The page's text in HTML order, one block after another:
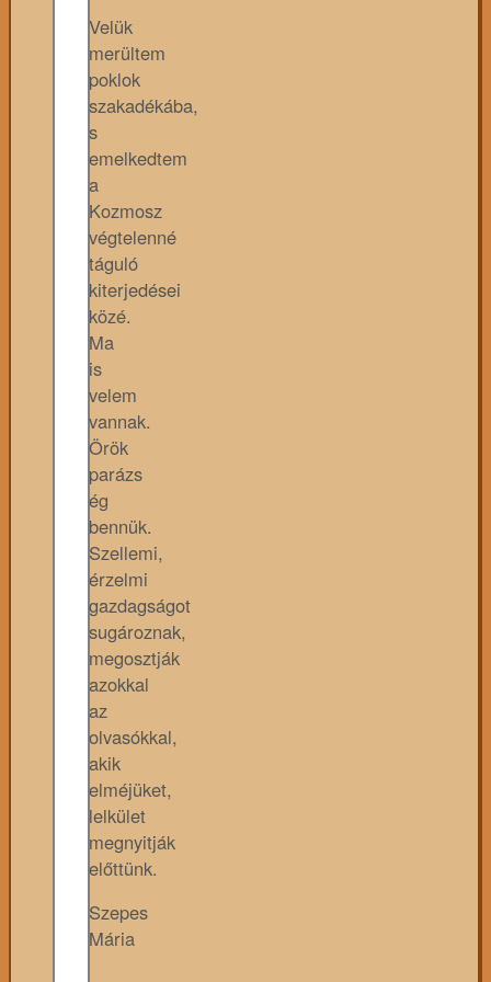
Velük
merültem
poklok
szakadékába,
s
emelkedtem
a
Kozmosz
végtelenné
táguló
kiterjedései
közé.
Ma
is
velem
vannak.
Örök
parázs
ég
bennük.
Szellemi,
érzelmi
gazdagságot
sugároznak,
megosztják
azokkal
az
olvasókkal,
akik
elméjüket,
lelkület
megnyitják
előttünk.
Szepes
Mária